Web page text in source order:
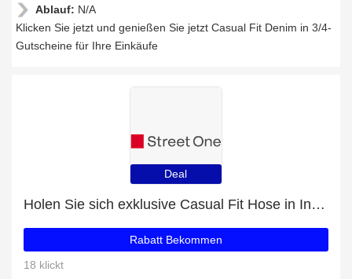
Ablauf: N/A
Klicken Sie jetzt und genießen Sie jetzt Casual Fit Denim in 3/4-
Gutscheine für Ihre Einkäufe
Deal
Holen Sie sich exklusive Casual Fit Hose in Inch 28-Angebote online: bis zu 24% Rabatt
Rabatt Bekommen
18 klickt